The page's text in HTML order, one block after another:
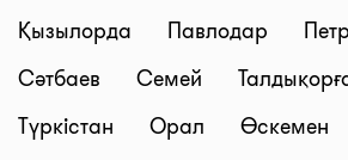
Қызылорда
Павлодар
Сәтбаев
Семей
Түркістан
Орал Өскемен